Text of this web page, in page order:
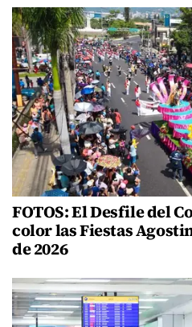
FOTOS: El Desfile del
color las Fiestas
de 2026